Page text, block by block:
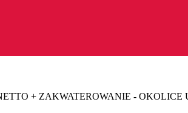
+ ZAKWATEROWANIE - OKOLICE